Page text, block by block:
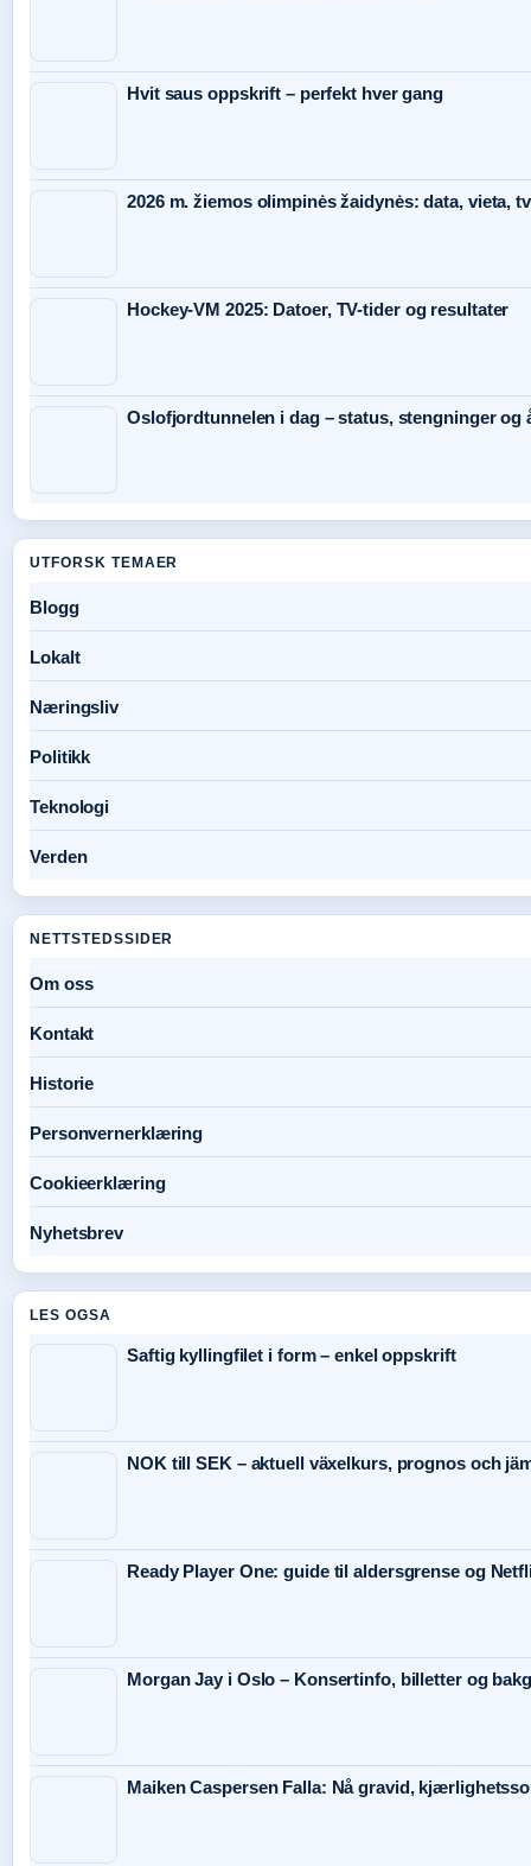
Hvit saus oppskrift – perfekt hver gang
2026 m. žiemos olimpinės žaidynės: data, vieta,
Hockey-VM 2025: Datoer, TV-tider og resultater
Oslofjordtunnelen i dag – status, stengninger og
UTFORSK TEMAER
Blogg
Lokalt
Næringsliv
Politikk
Teknologi
Verden
NETTSTEDSSIDER
Om oss
Kontakt
Historie
Personvernerklæring
Cookieerklæring
Nyhetsbrev
LES OGSA
Saftig kyllingfilet i form – enkel oppskrift
NOK till SEK – aktuell växelkurs, prognos och
Ready Player One: guide til aldersgrense og
Morgan Jay i Oslo – Konsertinfo, billetter og
Maiken Caspersen Falla: Nå gravid,